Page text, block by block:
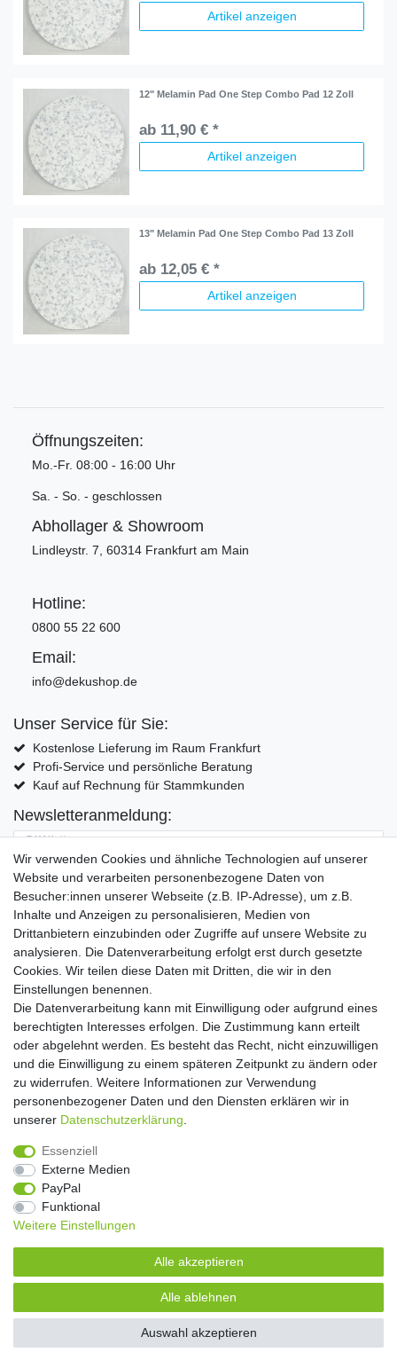
Artikel anzeigen
12" Melamin Pad One Step Combo Pad 12 Zoll
ab 11,90 € *
Artikel anzeigen
13" Melamin Pad One Step Combo Pad 13 Zoll
ab 12,05 € *
Artikel anzeigen
Öffnungszeiten:
Mo.-Fr. 08:00 - 16:00 Uhr
Sa. - So. - geschlossen
Abhollager & Showroom
Lindleystr. 7, 60314 Frankfurt am Main
Hotline:
0800 55 22 600
Email:
info@dekushop.de
Unser Service für Sie:
Kostenlose Lieferung im Raum Frankfurt
Profi-Service und persönliche Beratung
Kauf auf Rechnung für Stammkunden
Newsletteranmeldung:
E-MAIL **
Hiermit bestätige ich, dass ich die Daten­schutz­erklärung
Einwilligung kann ich jederzeit widerrufen.**
Abonnieren
** Hierbei handelt es sich um ein Pflichtfeld.
Widerrufs­recht Widerrufs­formular Impressum
Daten­schutz­erklärung AGB Kontakt
Wir verwenden Cookies und ähnliche Technologien auf unserer
Website und verarbeiten personenbezogene Daten von
Besucher:innen unserer Webseite (z.B. IP-Adresse), um z.B.
Inhalte und Anzeigen zu personalisieren, Medien von
Drittanbietern einzubinden oder Zugriffe auf unsere Website zu
analysieren. Die Datenverarbeitung erfolgt erst durch gesetzte
Cookies. Wir teilen diese Daten mit Dritten, die wir in den
Einstellungen benennen.
Die Datenverarbeitung kann mit Einwilligung oder aufgrund eines
berechtigten Interesses erfolgen. Die Zustimmung kann erteilt
oder abgelehnt werden. Es besteht das Recht, nicht einzuwilligen
und die Einwilligung zu einem späteren Zeitpunkt zu ändern oder
zu widerrufen. Weitere Informationen zur Verwendung
personenbezogener Daten und den Diensten erklären wir in
unserer Daten­schutz­erklärung
Essenziell
Externe Medien
PayPal
Funktional
Weitere Einstellungen
Alle akzeptieren
Alle ablehnen
Auswahl akzeptieren
Copyright 2016 | Dekushop.de | Alle Rechte vorbehalten. |
Angebote gelten nur für Industrie, Handel, Handwerk und
Widerrufs­recht
Daten­schutz­erklärung AGB Kontakt